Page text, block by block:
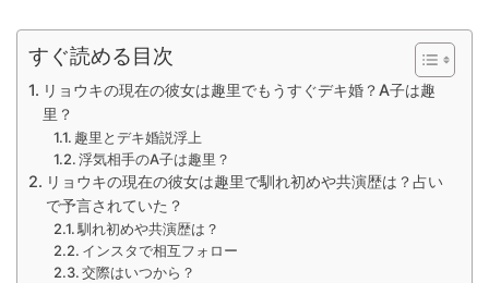
すぐ読める目次
リョウキの現在の彼女は趣里でもうすぐデキ婚？A子は趣
里？
趣里とデキ婚説浮上
浮気相手のA子は趣里？
リョウキの現在の彼女は趣里で馴れ初めや共演歴は？占い
で予言されていた？
馴れ初めや共演歴は？
インスタで相互フォロー
交際はいつから？